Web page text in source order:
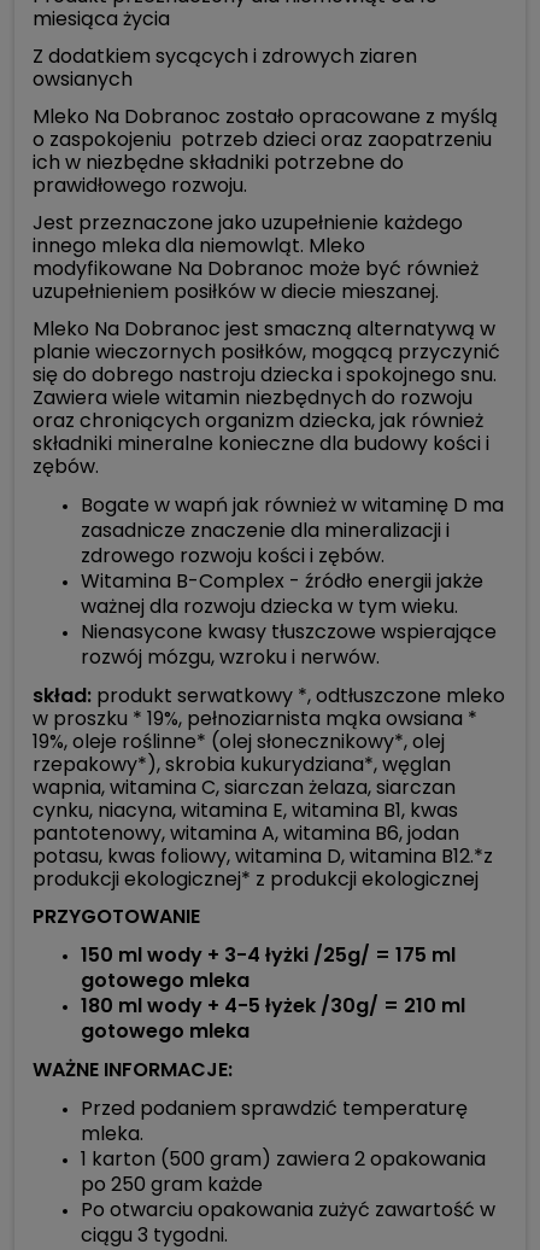
miesiąca życia
Z dodatkiem sycących i zdrowych ziaren
owsianych
Mleko Na Dobranoc zostało opracowane z myślą
o zaspokojeniu potrzeb dzieci oraz zaopatrzeniu
ich w niezbędne składniki potrzebne do
prawidłowego rozwoju.
Jest przeznaczone jako uzupełnienie każdego
innego mleka dla niemowląt. Mleko
modyfikowane Na Dobranoc może być również
uzupełnieniem posiłków w diecie mieszanej.
Mleko Na Dobranoc jest smaczną alternatywą w
planie wieczornych posiłków, mogącą przyczynić
się do dobrego nastroju dziecka i spokojnego snu.
Zawiera wiele witamin niezbędnych do rozwoju
oraz chroniących organizm dziecka, jak również
składniki mineralne konieczne dla budowy kości i
zębów.
Bogate w wapń jak również w witaminę D ma
zasadnicze znaczenie dla mineralizacji i
zdrowego rozwoju kości i zębów.
Witamina B-Complex - źródło energii jakże
ważnej dla rozwoju dziecka w tym wieku.
Nienasycone kwasy tłuszczowe wspierające
rozwój mózgu, wzroku i nerwów.
skład: produkt serwatkowy *, odtłuszczone mleko
w proszku * 19%, pełnoziarnista mąka owsiana *
19%, oleje roślinne* (olej słonecznikowy*, olej
rzepakowy*), skrobia kukurydziana*, węglan
wapnia, witamina C, siarczan żelaza, siarczan
cynku, niacyna, witamina E, witamina B1, kwas
pantotenowy, witamina A, witamina B6, jodan
potasu, kwas foliowy, witamina D, witamina B12.*z
produkcji ekologicznej* z produkcji ekologicznej
PRZYGOTOWANIE
150 ml wody + 3-4 łyżki /25g/ = 175 ml
gotowego mleka
180 ml wody + 4-5 łyżek /30g/ = 210 ml
gotowego mleka
WAŻNE INFORMACJE:
Przed podaniem sprawdzić temperaturę
mleka.
1 karton (500 gram) zawiera 2 opakowania
po 250 gram każde
Po otwarciu opakowania zużyć zawartość w
ciągu 3 tygodni.